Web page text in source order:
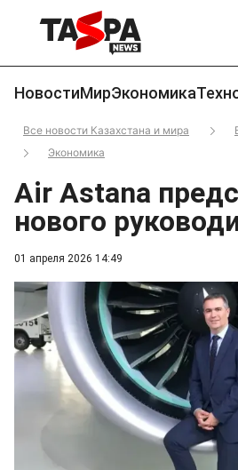
НовостиМирЭкономика
Все новости Казахстана и мира
Экономика
01 апреля 2026 14:49
Air Astana
нового